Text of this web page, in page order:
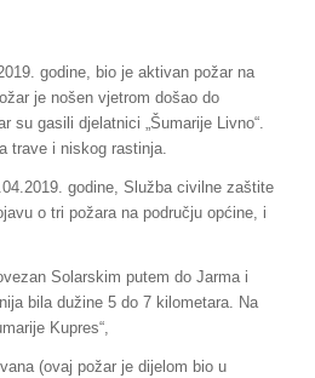
godine, bio je aktivan požar na
je nošen vjetrom došao do
su gasili djelatnici „Šumarije Livno“.
trave i niskog rastinja.
godine, Služba civilne zaštite
o tri požara na području općine, i
Solarskim putem do Jarma i
bila dužine 5 do 7 kilometara. Na
Kupres“,
(ovaj požar je dijelom bio u